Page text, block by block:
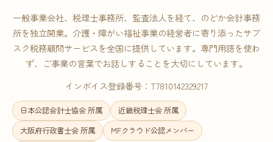
一般事業会社、税理士事務所、監査法人を経て、のどか会計事務
所を独立開業。介護・障がい福祉事業の経営者に寄り添ったサブ
スク税務顧問サービスを全国に提供しています。専門用語を使わ
ず、ご事業の言葉でお話しすることを大切にしています。
インボイス登録番号：T7810142329217
日本公認会計士協会 所属
近畿税理士会 所属
大阪府行政書士会 所属
MFクラウド公認メンバー